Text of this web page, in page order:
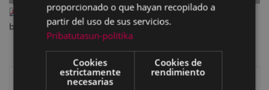
II_77_abr_191.pdf— PDF document, 8.72 MB (9143060
bytes)
Libros de Eibar
proporcionado o que hayan recopilado a
partir del uso de sus servicios.
Pribatutasun-politika
Cookies
estrictamente
necesarias
Cookies de
rendimiento